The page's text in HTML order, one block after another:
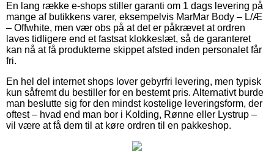
En lang række e-shops stiller garanti om 1 dags levering på
mange af butikkens varer, eksempelvis MarMar Body – L/Æ
– Offwhite, men vær obs på at det er påkrævet at ordren
laves tidligere end et fastsat klokkeslæt, så de garanteret
kan nå at få produkterne skippet afsted inden personalet får
fri.
En hel del internet shops lover gebyrfri levering, men typisk
kun såfremt du bestiller for en bestemt pris. Alternativt burde
man beslutte sig for den mindst kostelige leveringsform, der
oftest – hvad end man bor i Kolding, Rønne eller Lystrup –
vil være at få dem til at køre ordren til en pakkeshop.